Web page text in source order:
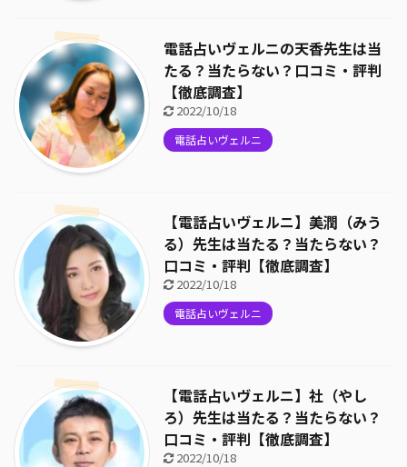
電話占いヴェルニの天香先生は当
たる？当たらない？口コミ・評判
【徹底調査】
2022/10/18
電話占いヴェルニ
【電話占いヴェルニ】美潤（みう
る）先生は当たる？当たらない？
口コミ・評判【徹底調査】
2022/10/18
電話占いヴェルニ
【電話占いヴェルニ】社（やし
ろ）先生は当たる？当たらない？
口コミ・評判【徹底調査】
2022/10/18